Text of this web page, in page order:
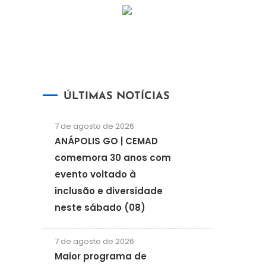
ÚLTIMAS NOTÍCIAS
7 de agosto de 2026
ANÁPOLIS GO | CEMAD
comemora 30 anos com
evento voltado à
inclusão e diversidade
neste sábado (08)
7 de agosto de 2026
Maior programa de